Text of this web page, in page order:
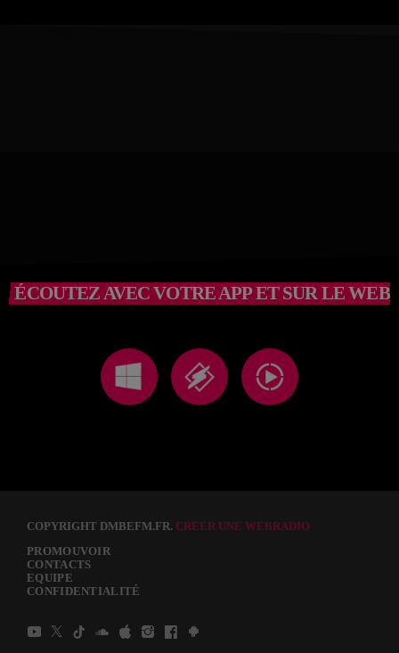
ÉCOUTEZ AVEC VOTRE APP ET SUR LE WEB
COPYRIGHT DMBEFM.FR. CREER UNE WEBRADIO
PROMOUVOIR
CONTACTS
EQUIPE
CONFIDENTIALITÉ